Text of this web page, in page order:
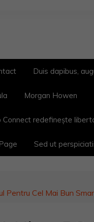
Duis dapibus,
Morgan Howen
Connect redefinește
Sed ut
Pentru Cel Mai Bun